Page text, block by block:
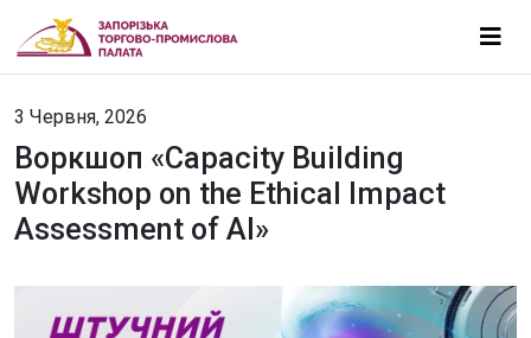
3 Червня, 2026
Воркшоп «Capacity Building
Workshop on the Ethical Impact
Assessment of AI»